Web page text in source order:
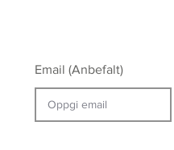
Email (Anbefalt)